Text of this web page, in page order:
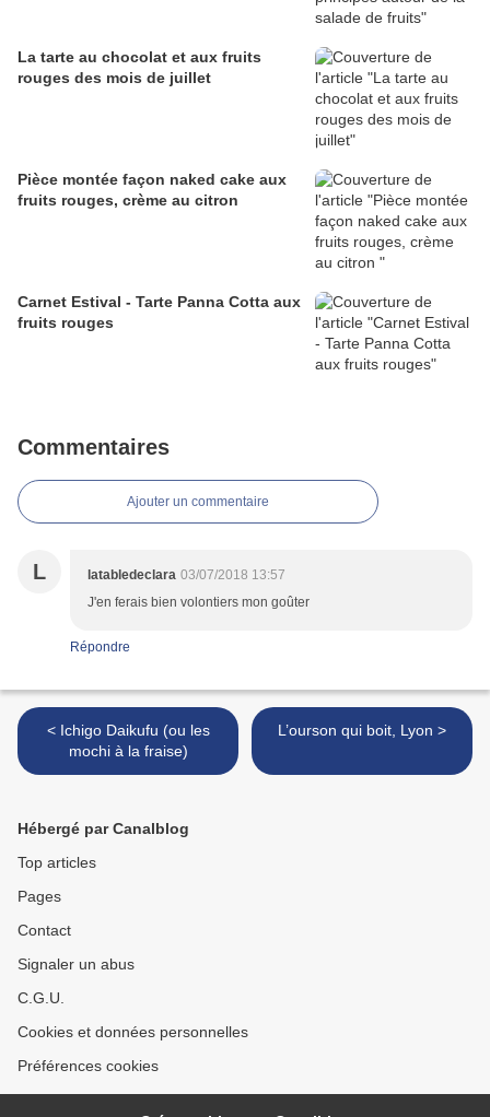
La tarte au chocolat et aux fruits
rouges des mois de juillet
Pièce montée façon naked cake aux
fruits rouges, crème au citron
Carnet Estival - Tarte Panna Cotta aux
fruits rouges
Commentaires
Ajouter un commentaire
L latabledeclara 03/07/2018 13:57
J'en ferais bien volontiers mon goûter
Répondre
< Ichigo Daikufu (ou les
mochi à la fraise)
L’ourson qui boit, Lyon >
Hébergé par Canalblog
Top articles
Pages
Contact
Signaler un abus
C.G.U.
Cookies et données personnelles
Préférences cookies